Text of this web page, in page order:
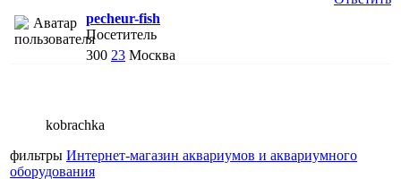
pecheur-fish
Посетитель
300 23 Москва
kobrachka
фильтры Интернет-магазин аквариумов и аквариумного
оборудования